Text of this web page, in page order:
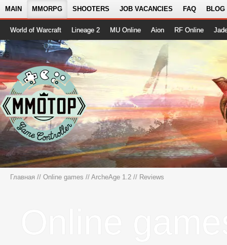
MAIN MMORPG SHOOTERS JOB VACANCIES FAQ BLOG
World of Warcraft Lineage 2 MU Online Aion RF Online
Главная // Online games // ArcheAge 1.2 // Reviews